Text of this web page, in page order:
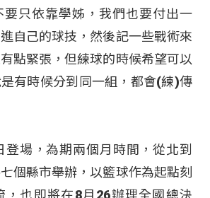
要只依靠學姊，我們也要付出一
自己的球技，然後記一些戰術來
點緊張，但練球的時候希望可以
有時候分到同一組，都會(練)傳
登場，為期兩個月時間，從北到
個縣市舉辦，以籃球作為起點刻
，也即將在8月26辦理全國總決